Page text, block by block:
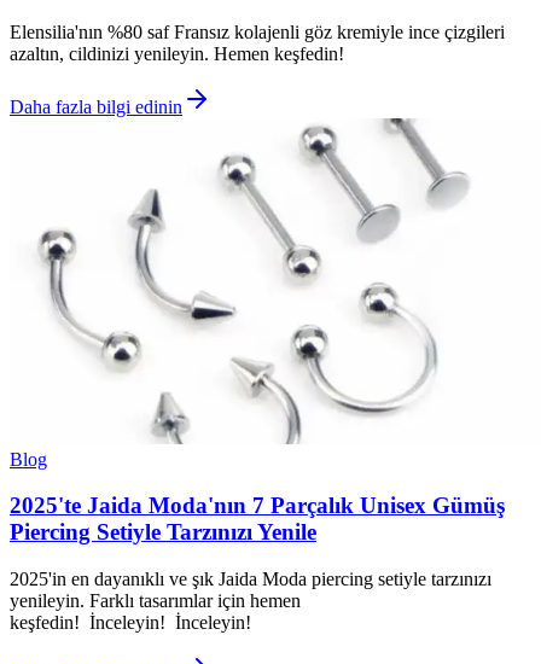
Elensilia'nın %80 saf Fransız kolajenli göz kremiyle ince çizgileri
azaltın, cildinizi yenileyin. Hemen keşfedin!
Daha fazla bilgi edinin
Blog
2025'te Jaida Moda'nın 7 Parçalık Unisex Gümüş
Piercing Setiyle Tarzınızı Yenile
2025'in en dayanıklı ve şık Jaida Moda piercing setiyle tarzınızı
yenileyin. Farklı tasarımlar için hemen
keşfedin! İnceleyin! İnceleyin!